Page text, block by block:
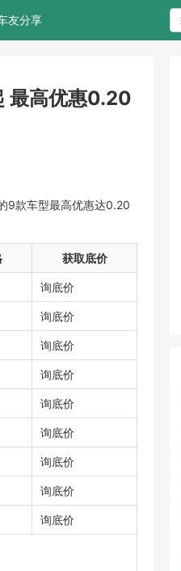
友分享
最高优惠0.20
9款车型最高优惠达0.20
获取底价
询底价
询底价
询底价
询底价
询底价
询底价
询底价
询底价
询底价